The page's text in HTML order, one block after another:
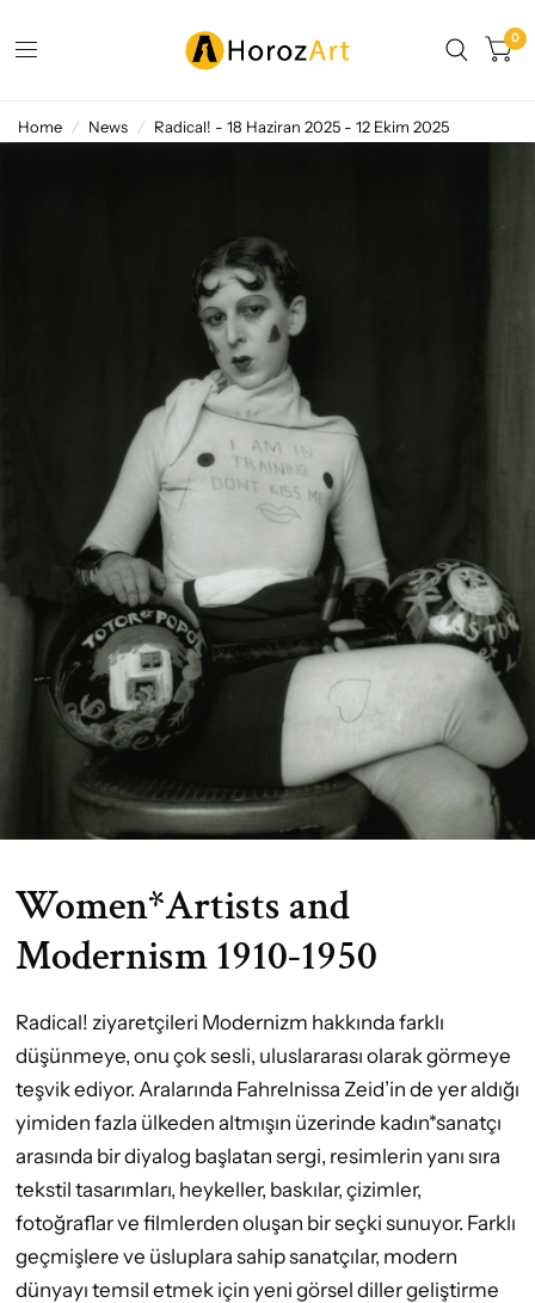
0
Home / News / Radical! - 18 Haziran 2025 - 12 Ekim 2025
Women*Artists and
Modernism 1910-1950
Radical! ziyaretçileri Modernizm hakkında farklı
düşünmeye, onu çok sesli, uluslararası olarak görmeye
teşvik ediyor. Aralarında Fahrelnissa Zeid’in de yer aldığı
yimiden fazla ülkeden altmışın üzerinde kadın*sanatçı
arasında bir diyalog başlatan sergi, resimlerin yanı sıra
tekstil tasarımları, heykeller, baskılar, çizimler,
fotoğraflar ve filmlerden oluşan bir seçki sunuyor. Farklı
geçmişlere ve üsluplara sahip sanatçılar, modern
dünyayı temsil etmek için yeni görsel diller geliştirme